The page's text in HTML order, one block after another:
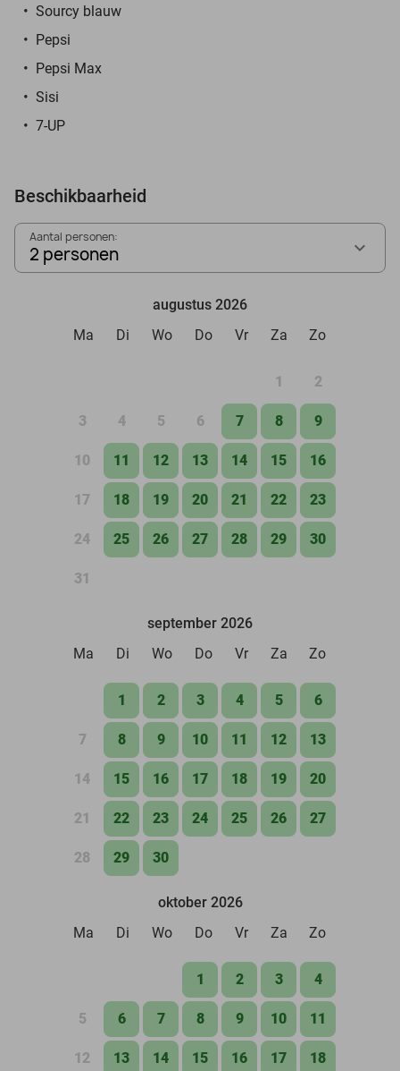
Sourcy blauw
Pepsi
Pepsi Max
Sisi
7-UP
Beschikbaarheid
Aantal personen:
2 personen
augustus 2026
Ma
Di Wo Do Vr Za Zo
1 2
3 4 5 6 7 8 9
10 11 12 13 14 15 16
17 18 19 20 21 22 23
24 25 26 27 28 29 30
31
september 2026
Ma
Di Wo Do Vr Za Zo
1 2 3 4 5 6
7 8 9 10 11 12 13
14 15 16 17 18 19 20
21 22 23 24 25 26 27
28 29 30
oktober 2026
Ma
Di Wo Do Vr Za Zo
1 2 3 4
5 6 7 8 9 10 11
12 13 14 15 16 17 18